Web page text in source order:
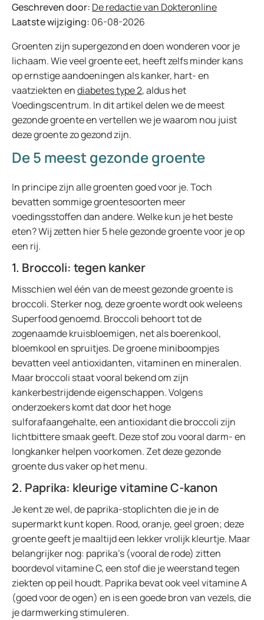
Geschreven door: De redactie van Dokteronline
Laatste wijziging: 06-08-2026
Groenten zijn supergezond en doen wonderen voor je
lichaam. Wie veel groente eet, heeft zelfs minder kans
op ernstige aandoeningen als kanker, hart- en
vaatziekten endiabetes type 2, aldus het
Voedingscentrum. In dit artikel delen we de meest
gezonde groente en vertellen we je waarom nou juist
deze groente zo gezond zijn.
De 5 meest gezonde groente
In principe zijn alle groenten goed voor je. Toch
bevatten sommige groentesoorten meer
voedingsstoffen dan andere. Welke kun je het beste
eten? Wij zetten hier 5 hele gezonde groente voor je op
een rij.
1. Broccoli: tegen kanker
Misschien wel één van de meest gezonde groente is
broccoli. Sterker nog, deze groente wordt ook weleens
Superfood genoemd. Broccoli behoort tot de
zogenaamde kruisbloemigen, net als boerenkool,
bloemkool en spruitjes. De groene miniboompjes
bevatten veel antioxidanten, vitaminen en mineralen.
Maar broccoli staat vooral bekend om zijn
kankerbestrijdende eigenschappen. Volgens
onderzoekers komt dat door het hoge
sulforafaangehalte, een antioxidant die broccoli zijn
lichtbittere smaak geeft. Deze stof zou vooral darm- en
longkanker helpen voorkomen. Zet deze gezonde
groente dus vaker op het menu.
2. Paprika: kleurige vitamine C-kanon
Je kent ze wel, de paprika-stoplichten die je in de
supermarkt kunt kopen. Rood, oranje, geel groen; deze
groente geeft je maaltijd een lekker vrolijk kleurtje. Maar
belangrijker nog: paprika’s (vooral de rode) zitten
boordevol vitamine C, een stof die je weerstand tegen
ziekten op peil houdt. Paprika bevat ook veel vitamine A
(goed voor de ogen) en is een goede bron van vezels, die
je darmwerking stimuleren.